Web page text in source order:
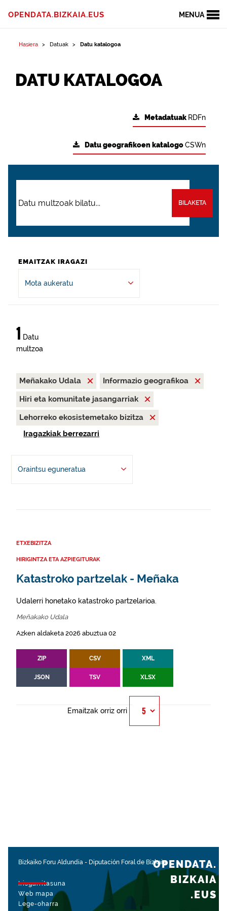
MENUA
OPENDATA.BIZKAIA.EUS
Hasiera Datuak Datu katalogoa
DATU KATALOGOA
Metadatuak RDFn
Datu geografikoen katalogoCSWn
BILAKETA
EMAITZAK IRAGAZI
Mota aukeratu
1 Datu
multzoa
Meñakako Udala
Informazio geografikoa
Hiri eta komunitate jasangarriak
Lehorreko ekosistemetako bizitza
Iragazkiak berrezarri
Oraintsu eguneratua
ETXEBIZITZA
HIRIGINTZA ETA AZPIEGITURAK
Katastroko partzelak - Meñaka
Udalerri honetako katastroko partzelarioa.
Meñakako Udala
Azken aldaketa 2026 abuztua 02
ZIP CSV XML
JSON TSV XLSX
Emaitzak orriz orri
Bizkaiko Foru Aldundia - Diputación Foral de Bizkaia
Irisgarritasuna
Web mapa
Lege-oharra
OPENDATA.
BIZKAIA
.EUS